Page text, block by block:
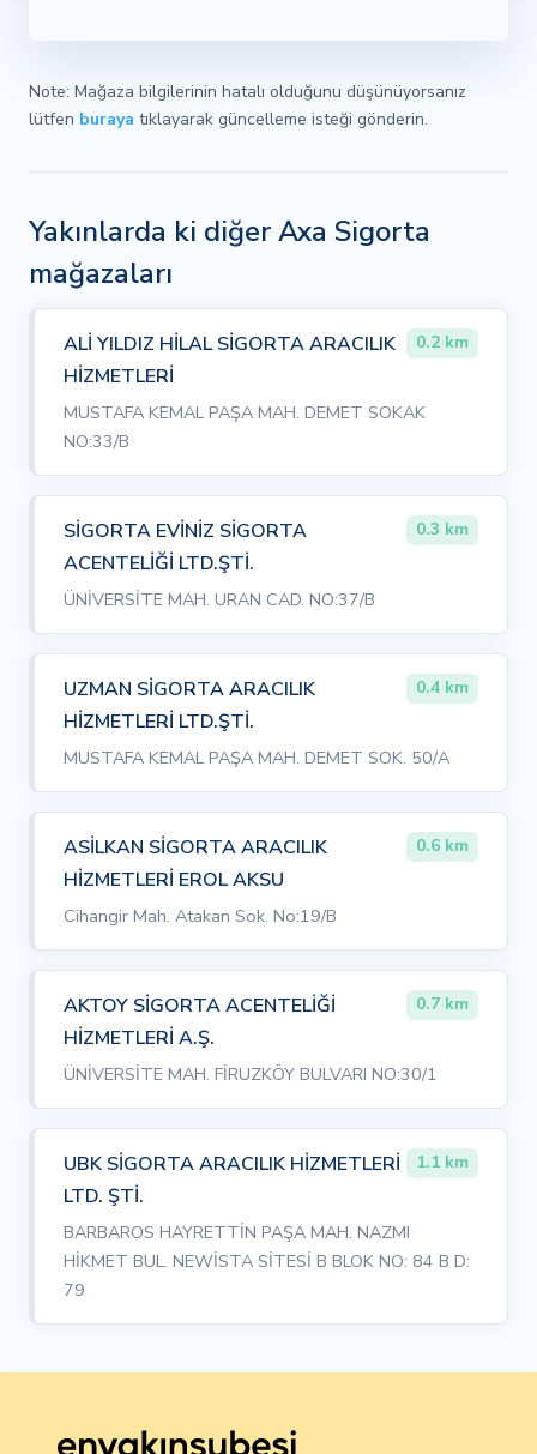
Note: Mağaza bilgilerinin hatalı olduğunu düşünüyorsanız
lütfen buraya tıklayarak güncelleme isteği gönderin.
Yakınlarda ki diğer Axa Sigorta
mağazaları
ALİ YILDIZ HİLAL SİGORTA ARACILIK
HİZMETLERİ
0.2 km
MUSTAFA KEMAL PAŞA MAH. DEMET SOKAK
NO:33/B
SİGORTA EVİNİZ SİGORTA
ACENTELİĞİ LTD.ŞTİ.
0.3 km
ÜNİVERSİTE MAH. URAN CAD. NO:37/B
UZMAN SİGORTA ARACILIK
HİZMETLERİ LTD.ŞTİ.
0.4 km
MUSTAFA KEMAL PAŞA MAH. DEMET SOK. 50/A
ASİLKAN SİGORTA ARACILIK
HİZMETLERİ EROL AKSU
0.6 km
Cihangir Mah. Atakan Sok. No:19/B
AKTOY SİGORTA ACENTELİĞİ
HİZMETLERİ A.Ş.
0.7 km
ÜNİVERSİTE MAH. FİRUZKÖY BULVARI NO:30/1
UBK SİGORTA ARACILIK HİZMETLERİ
LTD. ŞTİ.
1.1 km
BARBAROS HAYRETTİN PAŞA MAH. NAZMI
HİKMET BUL. NEWİSTA SİTESİ B BLOK NO: 84 B D:
79